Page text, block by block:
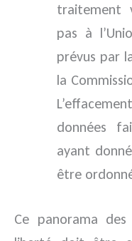
traitement
pas à
prévus par
la
données
ayant
être
Ce panorama